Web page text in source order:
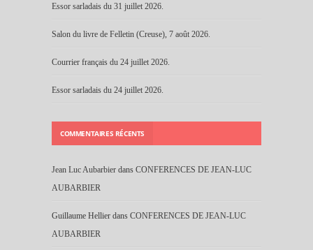
Essor sarladais du 31 juillet 2026.
Salon du livre de Felletin (Creuse), 7 août 2026.
Courrier français du 24 juillet 2026.
Essor sarladais du 24 juillet 2026.
COMMENTAIRES RÉCENTS
Jean Luc Aubarbier dans CONFERENCES DE JEAN-LUC
AUBARBIER
Guillaume Hellier dans CONFERENCES DE JEAN-LUC
AUBARBIER